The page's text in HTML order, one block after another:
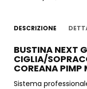
DESCRIZIONE
BUSTINA NEXT
CIGLIA/
COREANA PIMP
Sistema